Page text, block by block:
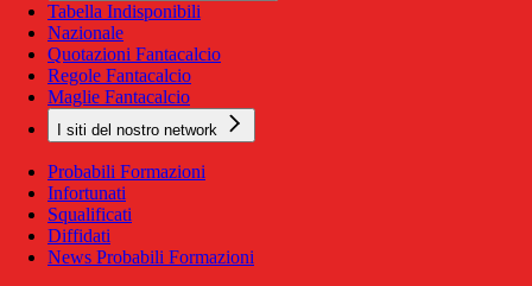
Tabella Indisponibili
Nazionale
Quotazioni Fantacalcio
Regole Fantacalcio
Maglie Fantacalcio
I siti del nostro network
Probabili Formazioni
Infortunati
Squalificati
Diffidati
News Probabili Formazioni